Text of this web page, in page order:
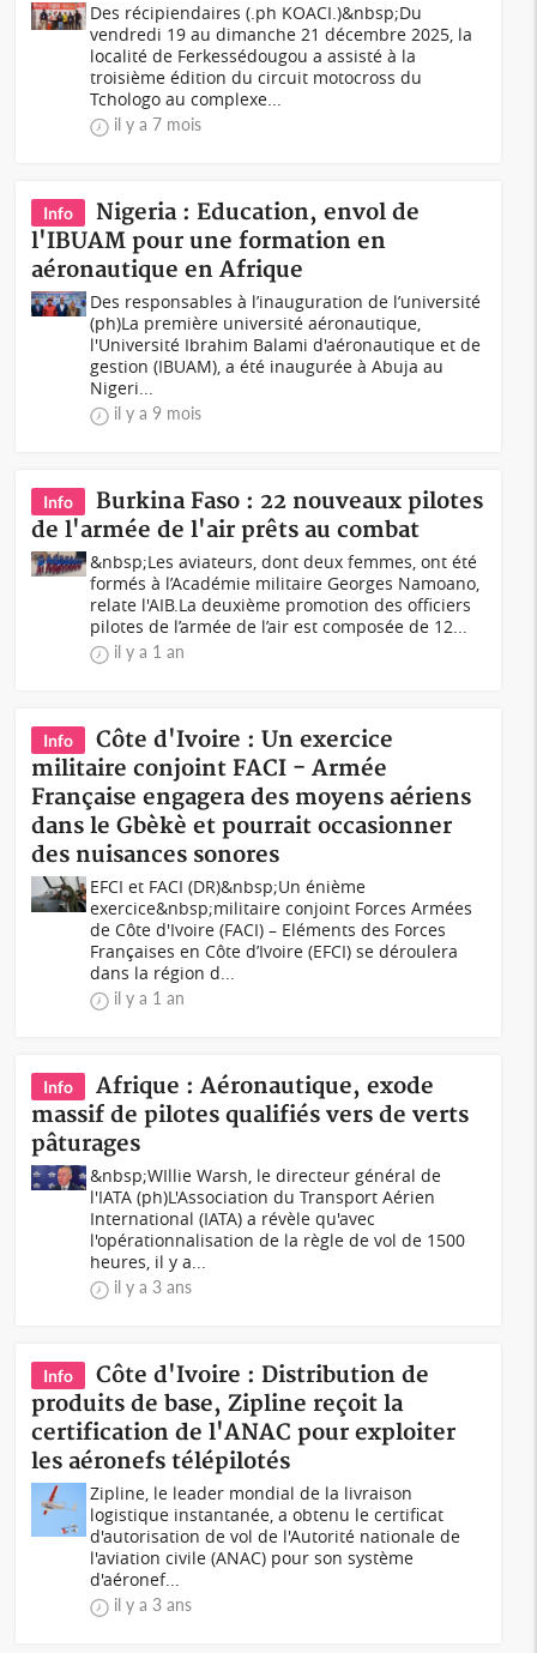
Des récipiendaires (.ph KOACI.)&nbsp;Du
vendredi 19 au dimanche 21 décembre 2025, la
localité de Ferkessédougou a assisté à la
troisième édition du circuit motocross du
Tchologo au complexe...
il y a 7 mois
Info
Nigeria : Education, envol de
l'IBUAM pour une formation en
aéronautique en Afrique
Des responsables à l’inauguration de l’université
(ph)La première université aéronautique,
l'Université Ibrahim Balami d'aéronautique et de
gestion (IBUAM), a été inaugurée à Abuja au
Nigeri...
il y a 9 mois
Info
Burkina Faso : 22 nouveaux pilotes
de l'armée de l'air prêts au combat
&nbsp;Les aviateurs, dont deux femmes, ont été
formés à l’Académie militaire Georges Namoano,
relate l'AIB.La deuxième promotion des officiers
pilotes de l’armée de l’air est composée de 12...
il y a 1 an
Info
Côte d'Ivoire : Un exercice
militaire conjoint FACI - Armée
Française engagera des moyens aériens
dans le Gbèkè et pourrait occasionner
des nuisances sonores
EFCI et FACI (DR)&nbsp;Un énième
exercice&nbsp;militaire conjoint Forces Armées
de Côte d'Ivoire (FACI) – Eléments des Forces
Françaises en Côte d’Ivoire (EFCI) se déroulera
dans la région d...
il y a 1 an
Info
Afrique : Aéronautique, exode
massif de pilotes qualifiés vers de verts
pâturages
&nbsp;WIllie Warsh, le directeur général de
l'IATA (ph)L'Association du Transport Aérien
International (IATA) a révèle qu'avec
l'opérationnalisation de la règle de vol de 1500
heures, il y a...
il y a 3 ans
Info
Côte d'Ivoire : Distribution de
produits de base, Zipline reçoit la
certification de l'ANAC pour exploiter
les aéronefs télépilotés
Zipline, le leader mondial de la livraison
logistique instantanée, a obtenu le certificat
d'autorisation de vol de l'Autorité nationale de
l'aviation civile (ANAC) pour son système
d'aéronef...
il y a 3 ans